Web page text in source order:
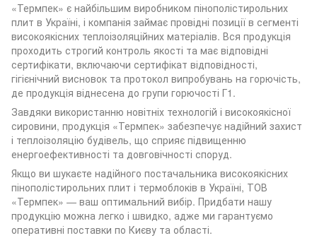
«Термпек» є найбільшим виробником пінополістирольних
плит в Україні, і компанія займає провідні позиції в сегменті
високоякісних теплоізоляційних матеріалів. Вся продукція
проходить строгий контроль якості та має відповідні
сертифікати, включаючи сертифікат відповідності,
гігієнічний висновок та протокол випробувань на горючість,
де продукція віднесена до групи горючості Г1.
Завдяки використанню новітніх технологій і високоякісної
сировини, продукція «Термпек» забезпечує надійний захист
і теплоізоляцію будівель, що сприяє підвищенню
енергоефективності та довговічності споруд.
Якщо ви шукаєте надійного постачальника високоякісних
пінополістирольних плит і термоблоків в Україні, ТОВ
«Термпек» — ваш оптимальний вибір. Придбати нашу
продукцію можна легко і швидко, адже ми гарантуємо
оперативні поставки по Києву та області.